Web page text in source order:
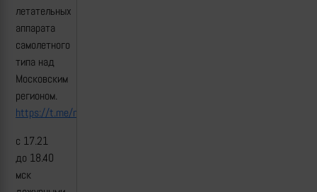
летательных
аппарата
самолетного
типа над
Московским
регионом.
https://t.me/mod_russia/52197
с 17.21
до 18.40
мск